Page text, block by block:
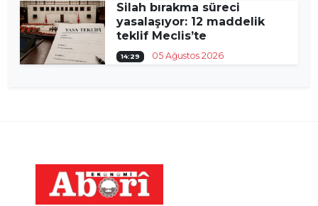
Silah bırakma süreci
yasalaşıyor: 12 maddelik
teklif Meclis’te
14:29 05 Ağustos 2026